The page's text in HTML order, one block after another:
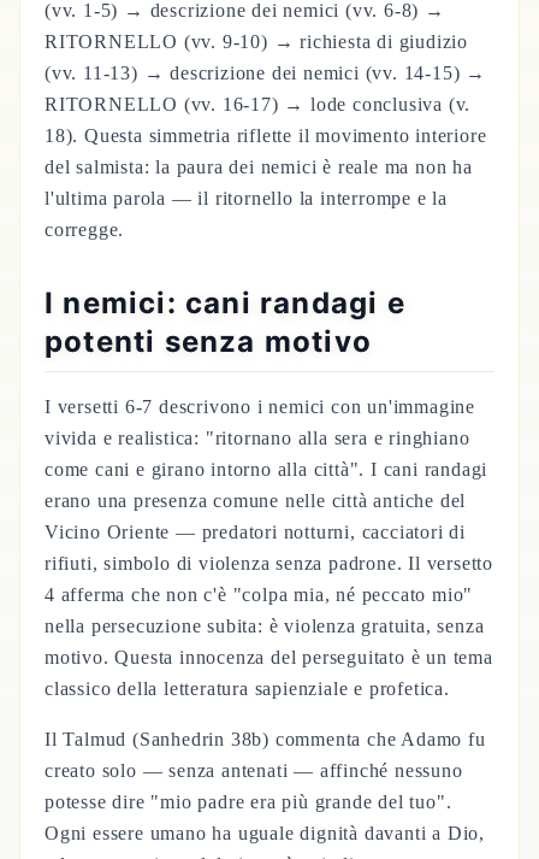
(vv. 1-5) → descrizione dei nemici (vv. 6-8) →
RITORNELLO (vv. 9-10) → richiesta di giudizio
(vv. 11-13) → descrizione dei nemici (vv. 14-15) →
RITORNELLO (vv. 16-17) → lode conclusiva (v.
18). Questa simmetria riflette il movimento interiore
del salmista: la paura dei nemici è reale ma non ha
l'ultima parola — il ritornello la interrompe e la
corregge.
I nemici: cani randagi e
potenti senza motivo
I versetti 6-7 descrivono i nemici con un'immagine
vivida e realistica: "ritornano alla sera e ringhiano
come cani e girano intorno alla città". I cani randagi
erano una presenza comune nelle città antiche del
Vicino Oriente — predatori notturni, cacciatori di
rifiuti, simbolo di violenza senza padrone. Il versetto
4 afferma che non c'è "colpa mia, né peccato mio"
nella persecuzione subita: è violenza gratuita, senza
motivo. Questa innocenza del perseguitato è un tema
classico della letteratura sapienziale e profetica.
Il Talmud (Sanhedrin 38b) commenta che Adamo fu
creato solo — senza antenati — affinché nessuno
potesse dire "mio padre era più grande del tuo".
Ogni essere umano ha uguale dignità davanti a Dio,